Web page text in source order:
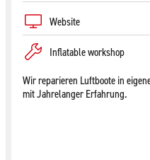
Website
Inflatable workshop
Wir reparieren Luftboote in
mit Jahrelanger Erfahrung.